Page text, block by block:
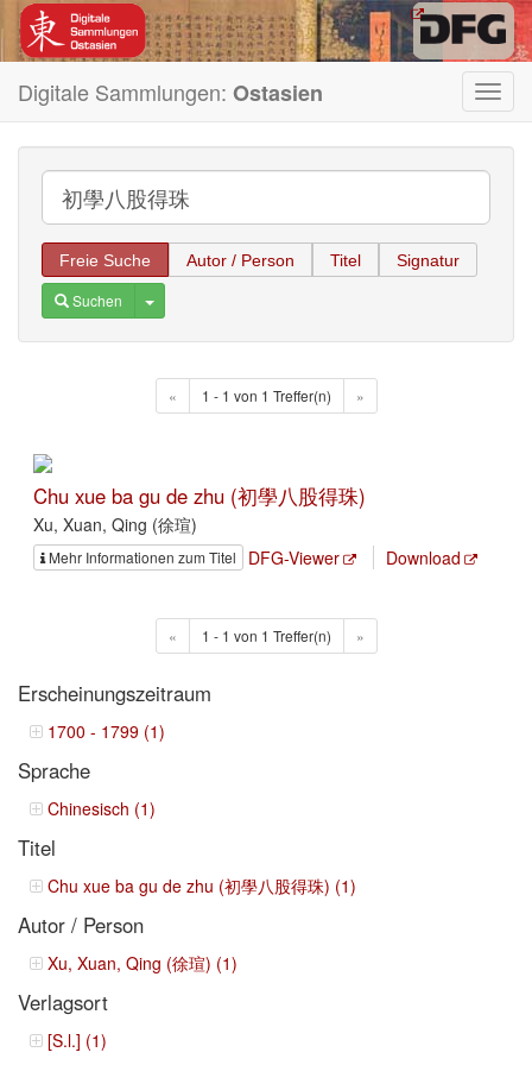
Digitale Sammlungen: Ostasien
Freie Suche Autor / Person Titel Signatur
Suchen Toggle Dropdown
« 1 - 1 von 1 Treffer(n) »
Chu xue ba gu de zhu (初學八股得珠)
Xu, Xuan, Qing (徐瑄)
Mehr Informationen zum Titel DFG-Viewer Download
« 1 - 1 von 1 Treffer(n) »
Erscheinungszeitraum
1700 - 1799 (1)
Sprache
Chinesisch (1)
Titel
Chu xue ba gu de zhu (初學八股得珠) (1)
Autor / Person
Xu, Xuan, Qing (徐瑄) (1)
Verlagsort
[S.l.] (1)